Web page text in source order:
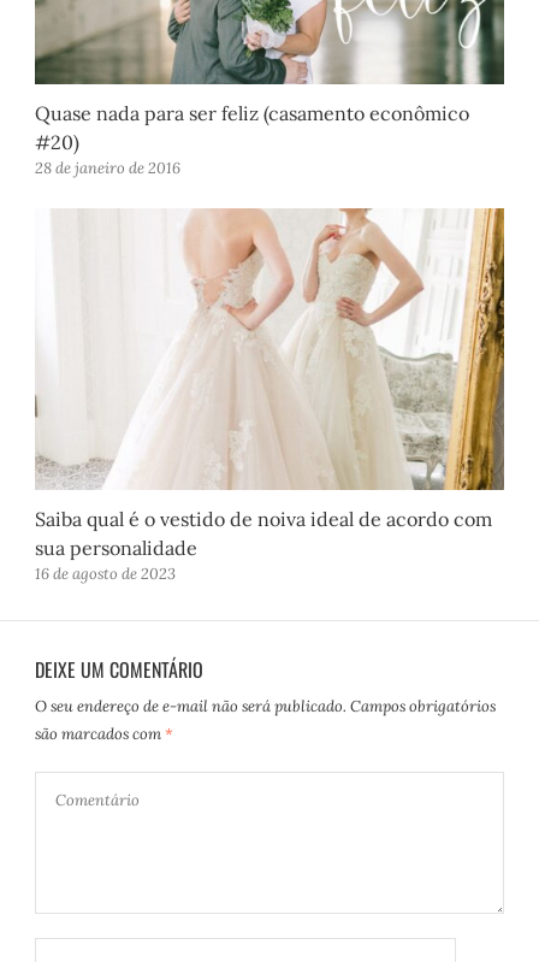
Quase nada para ser feliz (casamento econômico
#20)
28 de janeiro de 2016
Saiba qual é o vestido de noiva ideal de acordo com
sua personalidade
16 de agosto de 2023
DEIXE UM COMENTÁRIO
O seu endereço de e-mail não será publicado. Campos obrigatórios
são marcados com *